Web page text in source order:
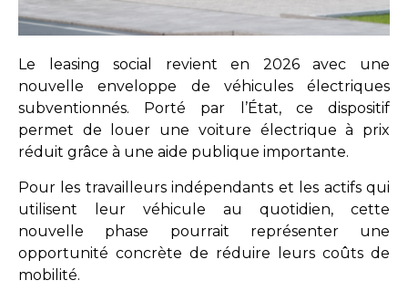
Le leasing social revient en 2026 avec une
nouvelle enveloppe de véhicules électriques
subventionnés. Porté par l’État, ce dispositif
permet de louer une voiture électrique à prix
réduit grâce à une aide publique importante.
Pour les travailleurs indépendants et les actifs qui
utilisent leur véhicule au quotidien, cette
nouvelle phase pourrait représenter une
opportunité concrète de réduire leurs coûts de
mobilité.